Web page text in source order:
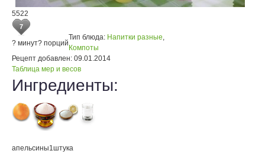
5522
7
? минут? порций
Тип блюда: Напитки разные,
Компоты
Рецепт добавлен: 09.01.2014
Таблица мер и весов
Ингредиенты:
апельсины1штука